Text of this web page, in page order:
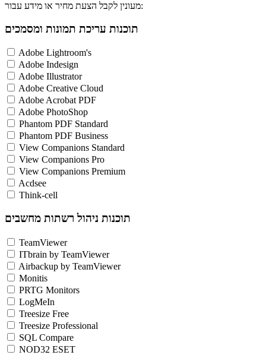
מעונין לקבל הצעת מחיר או מידע עבור:
תוכנות עריכת תמונות ומסמכים
Adobe Lightroom's
Adobe Indesign
Adobe Illustrator
Adobe Creative Cloud
Adobe Acrobat PDF
Adobe PhotoShop
Phantom PDF Standard
Phantom PDF Business
View Companions Standard
View Companions Pro
View Companions Premium
Acdsee
Think-cell
תוכנות ניהול רשתות מחשבים
TeamViewer
ITbrain by TeamViewer
Airbackup by TeamViewer
Monitis
PRTG Monitors
LogMeIn
Treesize Free
Treesize Professional
SQL Compare
NOD32 ESET